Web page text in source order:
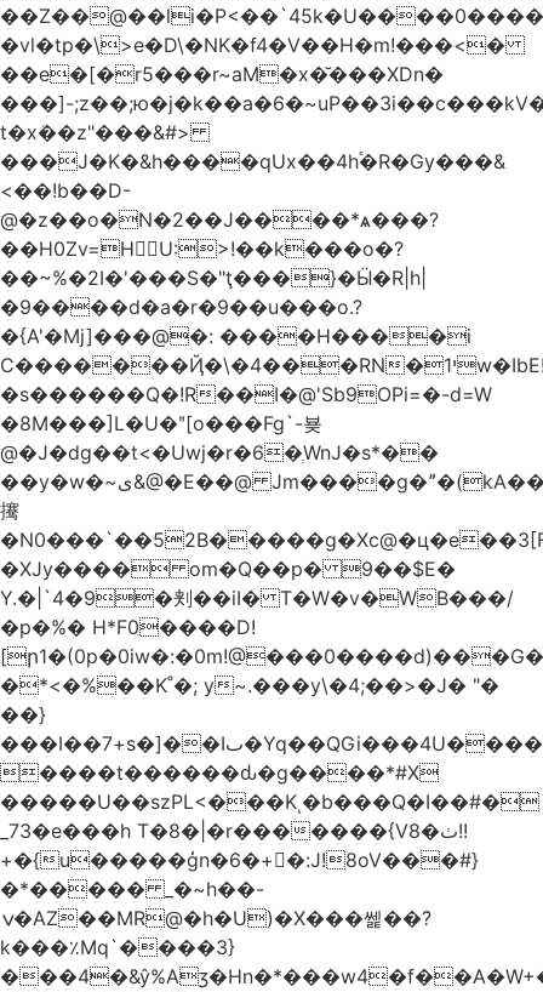
�vl�tp�\>e�D\�NK�f4�V��H�m!���<�
��e�[�r5���r~aM�x�̆���XDn�
���]-
t�xܳ��z"���&#>
���J�K�&h����qUx��4h֕�R�Gy���&
<��!b��D-
@�z��o�N�2��J����*ѧ���?
��H0Zv=HU:>!��k���o�?
��~%�2I�'���S�"ţ���}�Ӹ�R|h|
�9����d�a�r�9��u���o.?
�{A'�Mj]���@�: ����H����i
C�������Ҋ�\�4���RN�י1w�IbE!
�s������Q�!R��I�@'Sb9OPi=�-d=W
�8M���]L�U�ʺ[o���Fg`-뵺
@�J�dg��t<�Uwj�r�6�ְWnJ�s*��
��y�w�~ى&@�E��@ Jm����g�ˮ�(kA��b�^"���3���4�q��E$�J���`�%�y�JcX����2��R�,q0��3�
㩷
�XJy���� om�Q��p� 9��$E�
Y.�|`4�9�刾��iI� T�W�v�WB���/
�p�%� H*F0����D!
�*<�%��K˚�; y~.���y\�4;��>�J� "�
��}
���I��7+s�]��Iٮ�Yq��QGi���4U�����
����t������ԃ�g����*#X
_73�e���h T�8�|�r�������{V8�ٺ!!
+�{u�����ģn�6�+�:J!8oV���#}
�*����� _�~h��-
ݍ�AZ��MR@�h�U)�X���쎑��݁?
k���٪Mq`����3}